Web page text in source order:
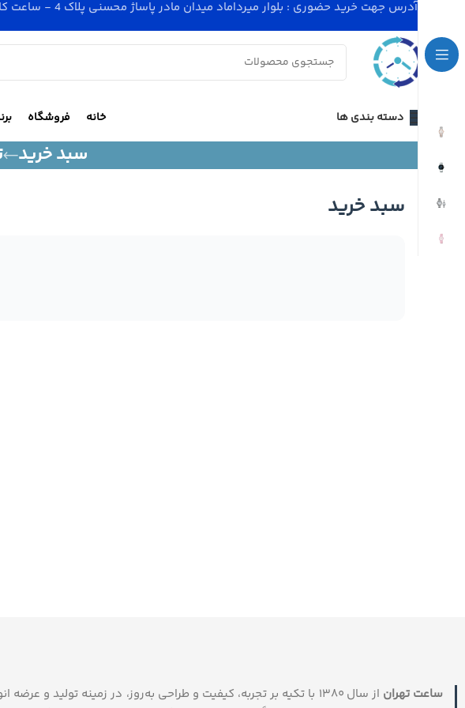
دسته بندی ها خانه فروشگاه
سبد خرید
سبد خرید
ساعت تهران
از سال ۱۳۸۰ با تکیه بر تجربه، کیفیت و طراحی به‌روز، در زمینه تولید
آدرس جهت خرید حضوری : بلوار میرداماد میدان مادر پاساژ محسنی پلاک 4 - ساعت کاری مجموعه 11 صبح تا 8 غروب